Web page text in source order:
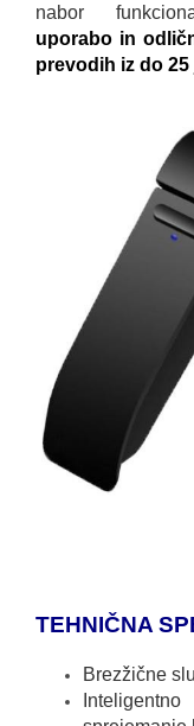
nabor
uporabo in
prevodih iz do
TEHNIČNA
Brezžične